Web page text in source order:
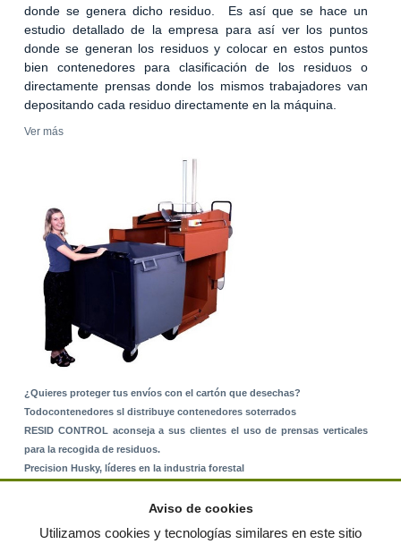
donde se genera dicho residuo. Es así que se hace un
estudio detallado de la empresa para así ver los puntos
donde se generan los residuos y colocar en estos puntos
bien contenedores para clasificación de los residuos o
directamente prensas donde los mismos trabajadores van
depositando cada residuo directamente en la máquina.
Ver más
¿Quieres proteger tus envíos con el cartón que desechas?
Todocontenedores sl distribuye contenedores soterrados
RESID CONTROL aconseja a sus clientes el uso de prensas verticales
para la recogida de residuos.
Precision Husky, líderes en la industria forestal
Aviso de cookies
Utilizamos cookies y tecnologías similares en este sitio